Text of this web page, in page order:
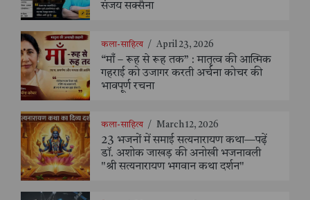
संजय सक्सैना
कला-साहित्य / April 23, 2026
“माँ – रूह से रूह तक” : मातृत्व की आत्मिक
गहराई को उजागर करती अर्चना कोचर की
भावपूर्ण रचना
कला-साहित्य / March 12, 2026
23 भजनों में समाई सत्यनारायण कथा—पढ़ें
डॉ. अशोक जाखड़ की अनोखी भजनावली
"श्री सत्यनारायण भगवान कथा दर्शन"